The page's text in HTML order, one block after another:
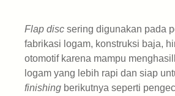
Flap disc sering digunakan pada
fabrikasi logam, konstruksi baja,
otomotif karena mampu
logam yang lebih rapi dan siap
finishing berikutnya seperti